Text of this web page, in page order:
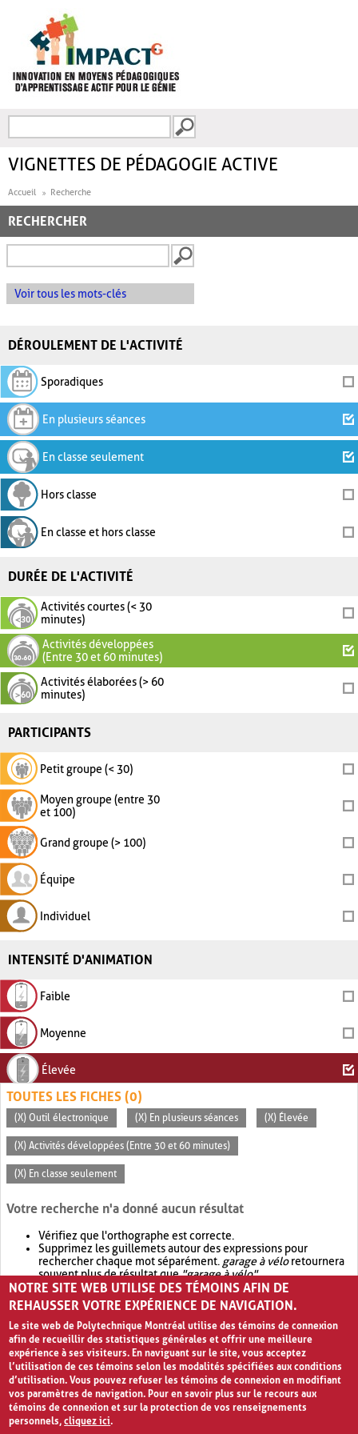
FORMULAIRE DE
VIGNETTES DE PÉDAGOGIE ACTIVE
Accueil Recherche
RECHERCHER
Voir tous les mots-clés
DÉROULEMENT DE L'ACTIVITÉ
Sporadiques
En plusieurs séances
En classe seulement
Hors classe
En classe et hors classe
DURÉE DE L'ACTIVITÉ
Activités courtes (< 30
minutes)
Activités développées
(Entre 30 et 60 minutes)
Activités élaborées (> 60
minutes)
PARTICIPANTS
Petit groupe (< 30)
Moyen groupe (entre 30
et 100)
Grand groupe (> 100)
Équipe
Individuel
INTENSITÉ D'ANIMATION
Faible
Moyenne
Élevée
TOUTES LES FICHES (0)
(X) Outil électronique (X) En plusieurs séances (X) Élevée
(X) Activités développées (Entre 30 et 60 minutes)
(X) En classe seulement
Votre recherche n'a donné aucun résultat
Vérifiez que l'orthographe est correcte.
Supprimez les guillemets autour des expressions pour
rechercher chaque mot séparément. garage à véloretournera
souvent plus de résultat que"garage à vélo".
Envisagez d'élargir votre recherche avec OR.garage OR vélo
retournera souvent plus de résultat quegarage à vélo
NOTRE SITE WEB UTILISE DES TÉMOINS AFIN DE
REHAUSSER VOTRE EXPÉRIENCE DE NAVIGATION.
Le site web de Polytechnique Montréal utilise des témoins de connexion
afin de recueillir des statistiques générales et offrir une meilleure
expérience à ses visiteurs. En naviguant sur le site, vous acceptez
l’utilisation de ces témoins selon les modalités spécifiées aux conditions
d’utilisation. Vous pouvez refuser les témoins de connexion en modifiant
vos paramètres de navigation. Pour en savoir plus sur le recours aux
témoins de connexion et sur la protection de vos renseignements
personnels,cliquez ici.